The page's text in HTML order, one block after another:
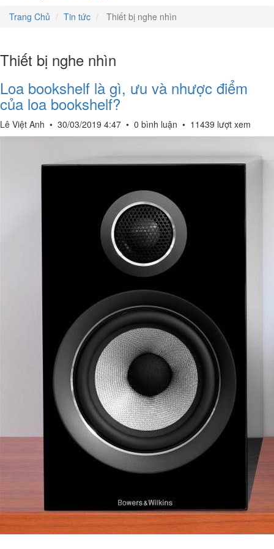
Trang Chủ
Tin tức Thiết bị nghe nhìn
Thiết bị nghe nhìn
Loa bookshelf là gì, ưu và nhược điểm
của loa bookshelf?
Lê Việt Anh • 30/03/2019 4:47 • 0 bình luận • 11439 lượt xem